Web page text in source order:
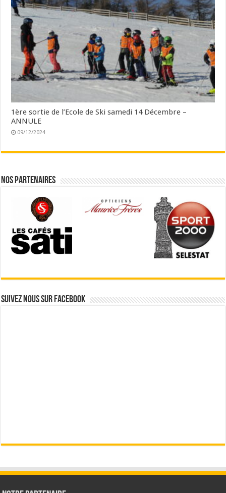
1ère sortie de l’Ecole de Ski samedi 14 Décembre –
ANNULE
09/12/2024
Nos partenaires
Suivez nous sur Facebook